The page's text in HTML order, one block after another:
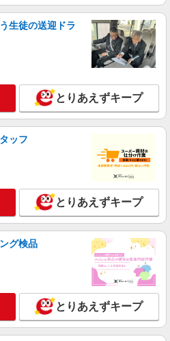
生徒の送迎ドラ
とりあえずキープ
ッフ
とりあえずキープ
グ検品
とりあえずキープ